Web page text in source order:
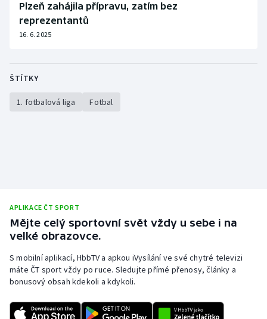
Plzeň zahájila přípravu, zatím bez
reprezentantů
16. 6. 2025
ŠTÍTKY
1. fotbalová liga Fotbal
APLIKACE ČT SPORT
Mějte celý sportovní svět vždy u sebe i na
velké obrazovce.
S mobilní aplikací, HbbTV a apkou iVysílání ve své chytré televizi
máte ČT sport vždy po ruce. Sledujte přímé přenosy, články a
bonusový obsah kdekoli a kdykoli.